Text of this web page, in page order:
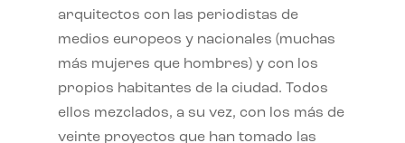
arquitectos con las periodistas de
medios europeos y nacionales (muchas
más mujeres que hombres) y con los
propios habitantes de la ciudad. Todos
ellos mezclados, a su vez, con los más de
veinte proyectos que han tomado las